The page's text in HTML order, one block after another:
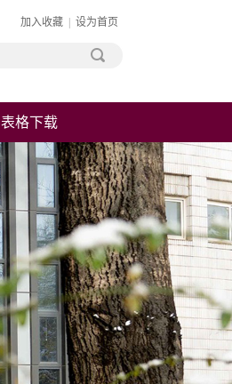
加入收藏 设为首页
表格下载